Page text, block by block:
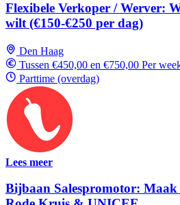
Flexibele Verkoper / Werver:
wilt (€150-€250 per dag)
Den Haag
Tussen €450,00 en €750,00 Per
Parttime (overdag)
Lees meer
Bijbaan Salespromotor: